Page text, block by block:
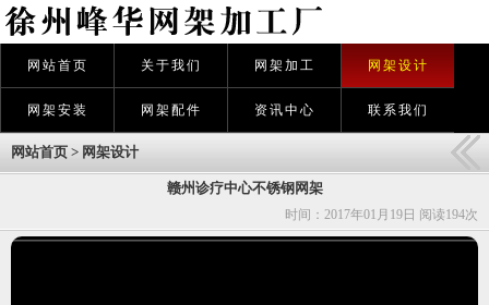
网站首页 关于我们 网架加工 网架设计
网架安装 网架配件 资讯中心 联系我们
网站首页 > 网架设计
赣州诊疗中心不锈钢网架
时间：2017年01月19日 阅读194次